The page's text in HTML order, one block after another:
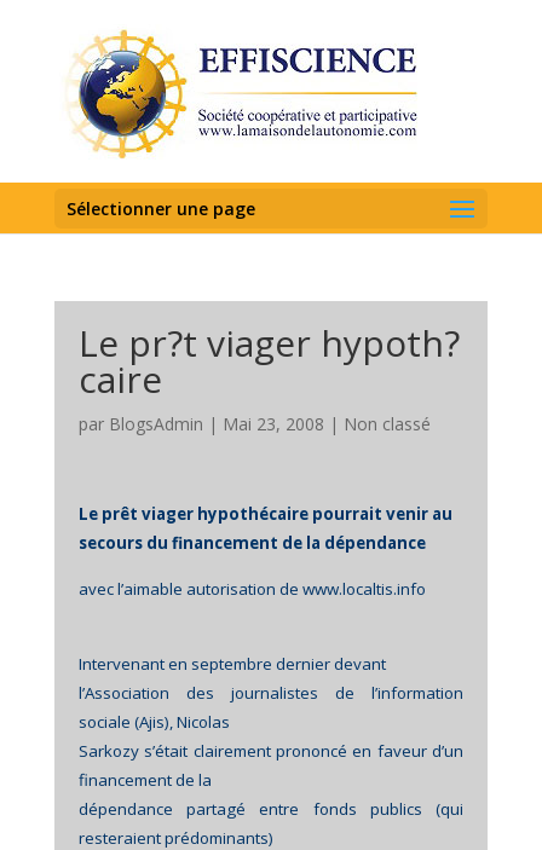
Sélectionner une page
Le pr?t viager hypoth?
caire
par BlogsAdmin | Mai 23, 2008 | Non classé
Le prêt viager hypothécaire pourrait venir au
secours du financement de la dépendance
avec l’aimable autorisation de www.localtis.info
Intervenant en septembre dernier devant
l’Association des journalistes de l’information
sociale (Ajis), Nicolas
Sarkozy s’était clairement prononcé en faveur d’un
financement de la
dépendance partagé entre fonds publics (qui
resteraient prédominants)